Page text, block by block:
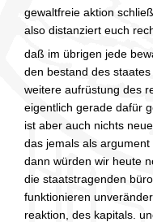
gewaltfreie aktion
also distanziert euch
daß im übrigen jede
den bestand des
weitere aufrüstung des
eigentlich gerade dafür
ist aber auch nichts
das jemals als
dann würden wir heute
die staatstragenden
funktionieren
reaktion, des kapitals.